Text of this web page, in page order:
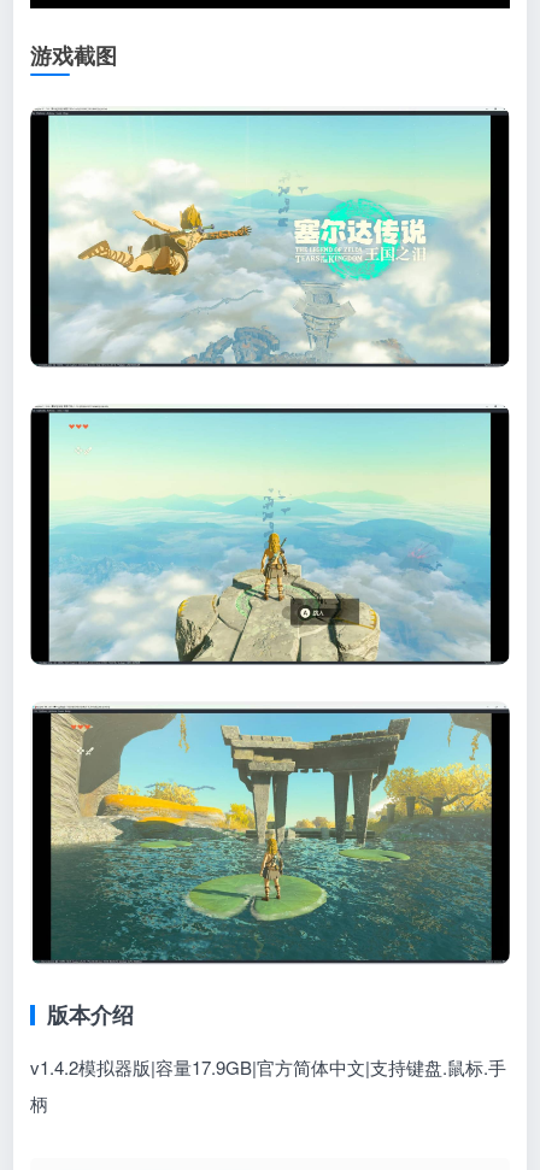
游戏截图
版本介绍
v1.4.2模拟器版|容量17.9GB|官方简体中文|支持键盘.鼠标.手
柄